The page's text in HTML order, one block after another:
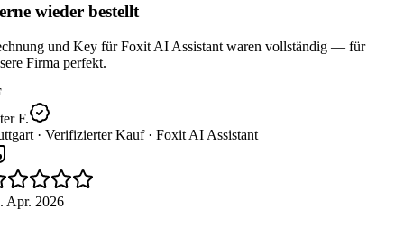
wieder bestellt
und Key für Foxit AI Assistant waren vollständig — für
Firma perfekt.
F.
· Verifizierter Kauf · Foxit AI Assistant
Apr. 2026